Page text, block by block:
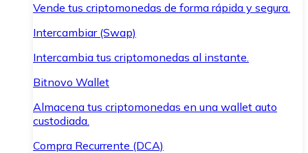
Vende tus criptomonedas de forma rápida y segura.
Intercambiar (Swap)
Intercambia tus criptomonedas al instante.
Bitnovo Wallet
Almacena tus criptomonedas en una wallet auto
custodiada.
Compra Recurrente (DCA)